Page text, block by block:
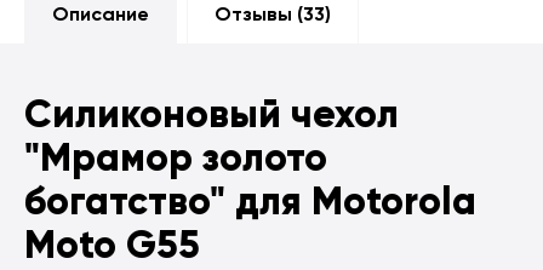
Описание Отзывы (33)
Силиконовый чехол
"Мрамор золото
богатство" для Motorola
Moto G55